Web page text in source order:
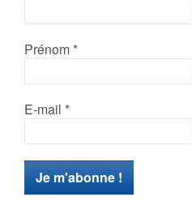
Prénom *
E-mail *